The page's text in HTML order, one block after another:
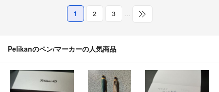
1 2 3 …
Pelikanのペン/マーカーの人気商品